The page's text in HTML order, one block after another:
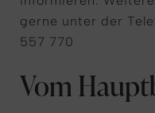
gerne unter der
557 770
Vom